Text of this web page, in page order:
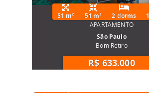
51 m² 51 m² 2 dorms
APARTAMENTO
São Paulo
Bom Retiro
R$ 633.000